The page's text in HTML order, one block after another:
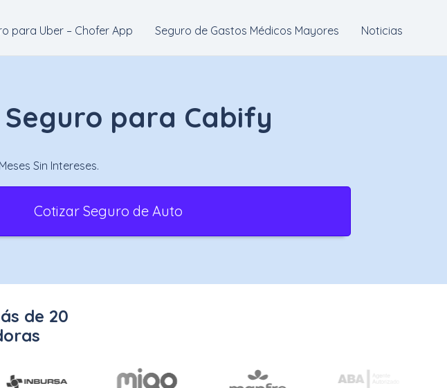
para Uber – Chofer App Seguro de Gastos Médicos Mayores Noticias
Seguro para Cabify
Sin Intereses.
Cotizar Seguro de Auto
de 20